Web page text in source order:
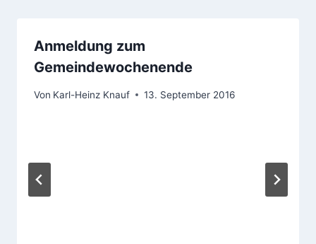
Anmeldung zum
Gemeindewochenende
Von Karl-Heinz Knauf 13. September 2016